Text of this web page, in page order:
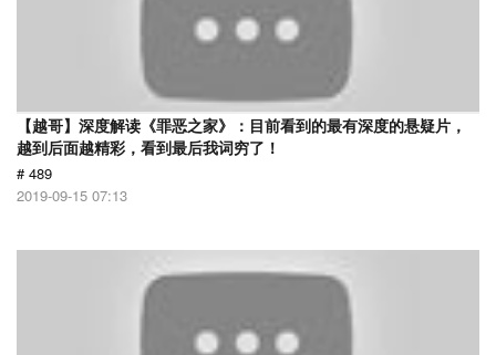
【越哥】深度解读《罪恶之家》：目前看到的最有深度的悬疑片，
越到后面越精彩，看到最后我词穷了！
# 489
2019-09-15 07:13